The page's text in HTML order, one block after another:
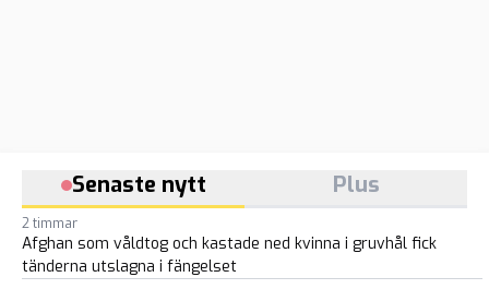
Senaste nytt Plus
2 timmar
Afghan som våldtog och kastade ned kvinna i gruvhål fick
tänderna utslagna i fängelset